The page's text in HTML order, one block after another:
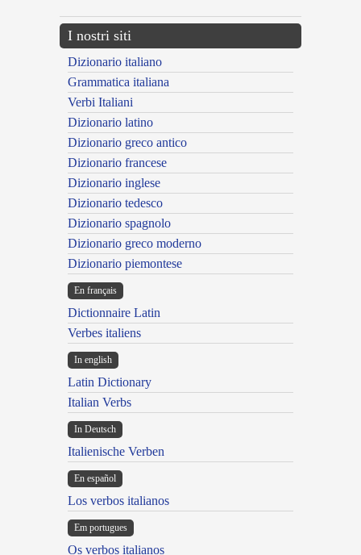
I nostri siti
Dizionario italiano
Grammatica italiana
Verbi Italiani
Dizionario latino
Dizionario greco antico
Dizionario francese
Dizionario inglese
Dizionario tedesco
Dizionario spagnolo
Dizionario greco moderno
Dizionario piemontese
En français
Dictionnaire Latin
Verbes italiens
In english
Latin Dictionary
Italian Verbs
In Deutsch
Italienische Verben
En español
Los verbos italianos
Em portugues
Os verbos italianos